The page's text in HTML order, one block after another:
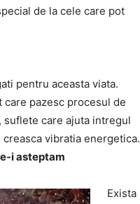
de la cele care pot
pentru aceasta viata.
care pazesc procesul de
care ajuta intregul
vibratia energetica.
i asteptam
Exista